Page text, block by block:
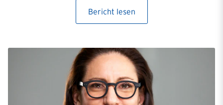
Bericht lesen